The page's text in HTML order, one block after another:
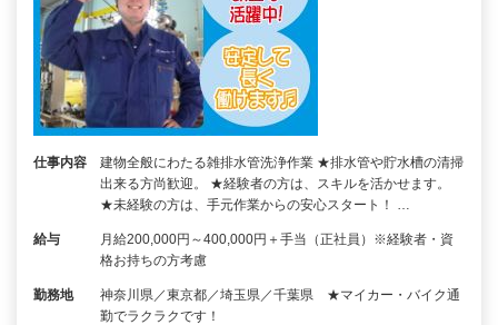
仕事内容
建物全般にわたる雑排水管洗浄作業 ★排水管や貯水槽の清掃
出来る方尚歓迎。 ★経験者の方は、スキルを活かせます。
★未経験の方は、手元作業からの安心スタート！ …
給与
月給200,000円～400,000円＋手当（正社員）※経験者・資
格お持ちの方考慮
勤務地
神奈川県／東京都／埼玉県／千葉県 ★マイカー・バイク通
勤でラクラクです！